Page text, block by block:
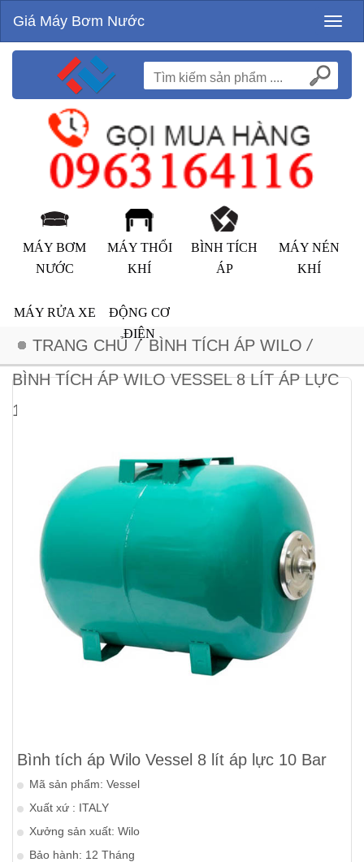
Giá Máy Bơm Nước
MÁY BƠM
NƯỚC
MÁY THỔI
KHÍ
BÌNH TÍCH
ÁP
MÁY NÉN
KHÍ
MÁY RỬA XE
ĐỘNG CƠ
ĐIỆN
TRANG CHỦ / BÌNH TÍCH ÁP WILO /
BÌNH TÍCH ÁP WILO VESSEL 8 LÍT ÁP LỰC
10 BAR
Bình tích áp Wilo Vessel 8 lít áp lực 10 Bar
Mã sản phẩm: Vessel
Xuất xứ : ITALY
Xưởng sản xuất: Wilo
Bảo hành: 12 Tháng